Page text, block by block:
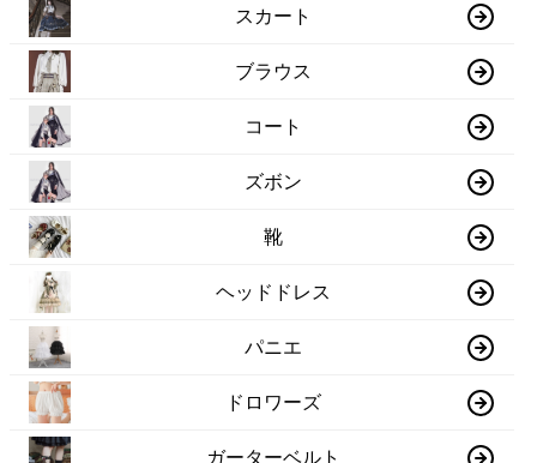
スカート
ブラウス
コート
ズボン
靴
ヘッドドレス
パニエ
ドロワーズ
ガーターベルト